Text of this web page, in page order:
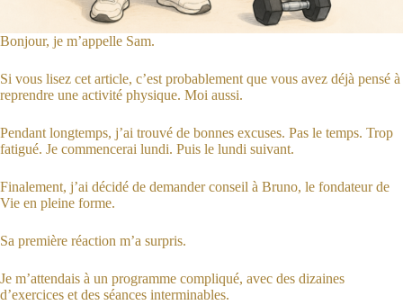
Bonjour, je m’appelle Sam.
Si vous lisez cet article, c’est probablement que vous avez déjà pensé à
reprendre une activité physique. Moi aussi.
Pendant longtemps, j’ai trouvé de bonnes excuses. Pas le temps. Trop
fatigué. Je commencerai lundi. Puis le lundi suivant.
Finalement, j’ai décidé de demander conseil à Bruno, le fondateur de
Vie en pleine forme.
Sa première réaction m’a surpris.
Je m’attendais à un programme compliqué, avec des dizaines
d’exercices et des séances interminables.